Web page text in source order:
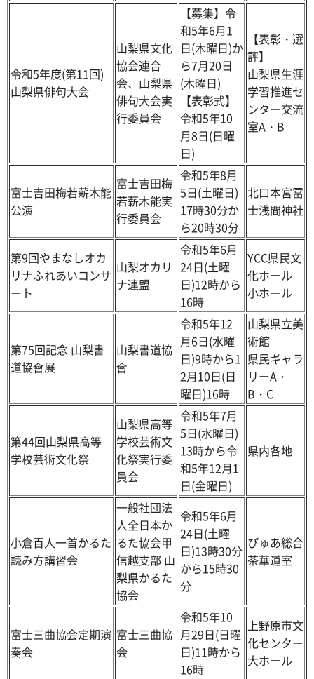
令和5年度(第11回)
山梨県俳句大会
山梨県文化
協会連合
会、山梨県
俳句大会実
行委員会
【募集】令
和5年6月1
日(木曜日)か
ら7月20日
(木曜日)
【表彰式】
令和5年10
月8日(日曜
日)
【表彰・選
評】
山梨県生涯
学習推進セ
ンター交流
室A・B
富士吉田梅若薪木能
公演
富士吉田梅
若薪木能実
行委員会
令和5年8月
5日(土曜日)
17時30分か
ら20時30分
北口本宮冨
士浅間神社
第9回やまなしオカ
リナふれあいコンサ
ート
山梨オカリ
ナ連盟
令和5年6月
24日(土曜
日)12時から
16時
YCC県民文
化ホール
小ホール
第75回記念 山梨書
道協會展
山梨書道協
會
令和5年12
月6日(水曜
日)9時から1
2月10日(日
曜日)16時
山梨県立美
術館
県民ギャラ
リーA・
B・C
第44回山梨県高等
学校芸術文化祭
山梨県高等
学校芸術文
化祭実行委
員会
令和5年7月
5日(水曜日)
13時から令
和5年12月1
日(金曜日)
県内各地
小倉百人一首かるた
読み方講習会
一般社団法
人全日本か
るた協会甲
信越支部 山
梨県かるた
協会
令和5年6月
24日(土曜
日)13時30分
から15時30
分
ぴゅあ総合
茶華道室
富士三曲協会定期演
奏会
富士三曲協
会
令和5年10
月29日(日曜
日)11時から
16時
上野原市文
化センター
大ホール